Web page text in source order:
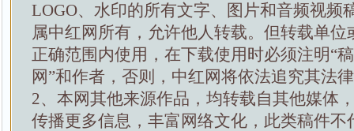
LOGO、水印的所有文字、图片和音频视频
属中红网所有，允许他人转载。但转载单位
正确范围内使用，在下载使用时必须注明“
网”和作者，否则，中红网将依法追究其法
2、本网其他来源作品，均转载自其他媒体
传播更多信息，丰富网络文化，此类稿件不